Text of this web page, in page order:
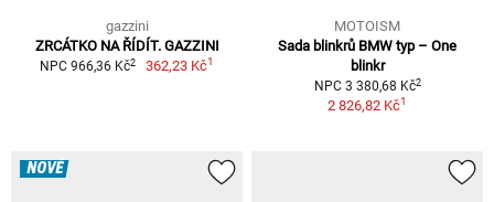
gazzini
ZRCÁTKO NA ŘÍDÍT. GAZZINI
NPC 966,36 Kč2 362,23 Kč1
MOTOISM
Sada blinkrů BMW typ – One
blinkr
NPC 3 380,68 Kč2
2 826,82 Kč1
NOVÉ